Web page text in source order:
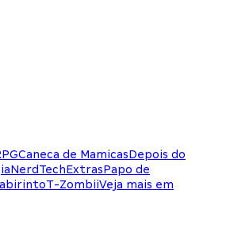
Caneca de MamicasDepois do
NerdTechExtrasPapo de
T-ZombiiVeja mais em